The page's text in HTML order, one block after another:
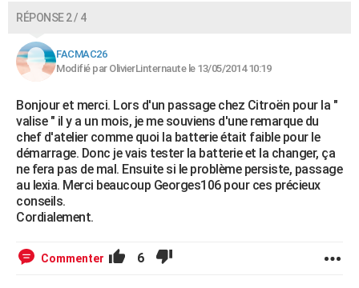
RÉPONSE 2 / 4
FACMAC26
Modifié par OlivierLinternaute le 13/05/2014 10:19
Bonjour et merci. Lors d'un passage chez Citroën pour la "
valise " il y a un mois, je me souviens d'une remarque du
chef d'atelier comme quoi la batterie était faible pour le
démarrage. Donc je vais tester la batterie et la changer, ça
ne fera pas de mal. Ensuite si le problème persiste, passage
au lexia. Merci beaucoup Georges106 pour ces précieux
conseils.
Cordialement.
Commenter 6